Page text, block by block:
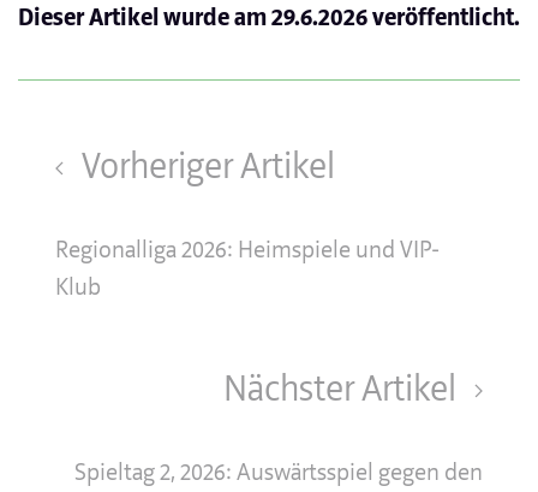
Dieser Artikel wurde am29.6.2026veröffentlicht.
Vorheriger Artikel
Regionalliga 2026: Heimspiele und VIP-
Klub
Nächster Artikel
Spieltag 2, 2026: Auswärtsspiel gegen den